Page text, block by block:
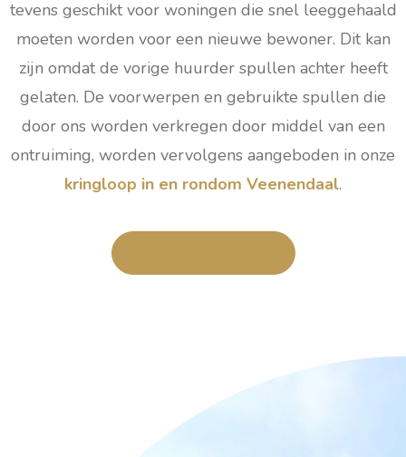
tevens geschikt voor woningen die snel leeggehaald
moeten worden voor een nieuwe bewoner. Dit kan
zijn omdat de vorige huurder spullen achter heeft
gelaten. De voorwerpen en gebruikte spullen die
door ons worden verkregen door middel van een
ontruiming, worden vervolgens aangeboden in onze
kringloop in en rondom Veenendaal.